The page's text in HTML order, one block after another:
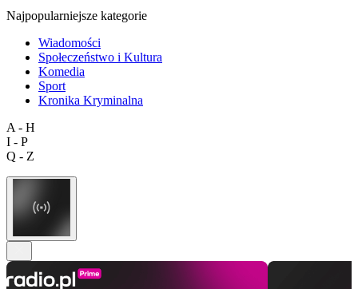
Najpopularniejsze kategorie
Wiadomości
Społeczeństwo i Kultura
Komedia
Sport
Kronika Kryminalna
A - H
I - P
Q - Z